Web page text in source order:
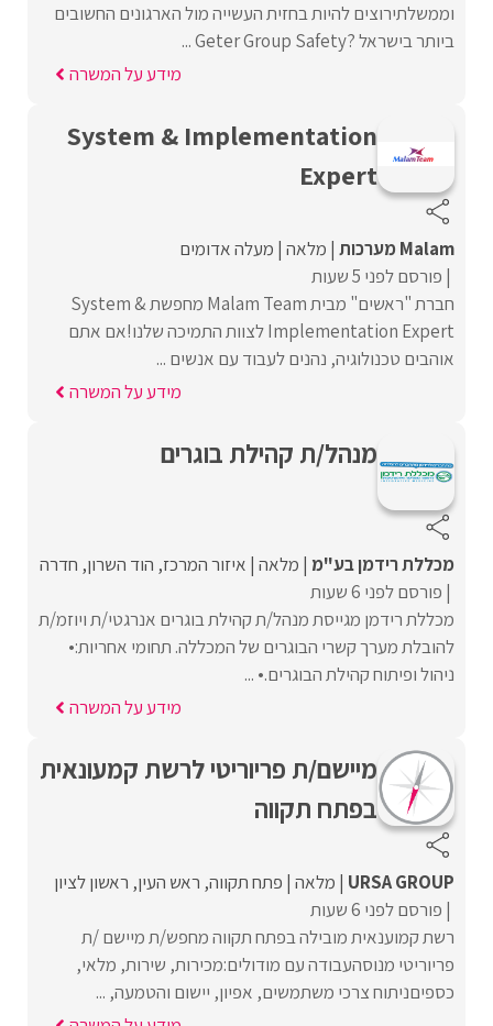
וממשלתירוצים להיות בחזית העשייה מול הארגונים החשובים
ביותר בישראל ?Geter Group Safety ...
מידע על המשרה
System & Implementation
Expert
Malam מערכות מלאה מעלה אדומים
פורסם לפני 5 שעות
חברת "ראשים" מבית Malam Team מחפשת System &
Implementation Expert לצוות התמיכה שלנו!אם אתם
אוהבים טכנולוגיה, נהנים לעבוד עם אנשים ...
מידע על המשרה
מנהל/ת קהילת בוגרים
מכללת רידמן בע"מ מלאה איזור המרכז הוד השרון חדרה
פורסם לפני 6 שעות
מכללת רידמן מגייסת מנהל/ת קהילת בוגרים אנרגטי/ת ויוזמ/ת
להובלת מערך קשרי הבוגרים של המכללה. תחומי אחריות:•
ניהול ופיתוח קהילת הבוגרים.• ...
מידע על המשרה
מיישם/ת פריוריטי לרשת קמעונאית
בפתח תקווה
URSA GROUP מלאה פתח תקווה ראש העין ראשון לציון
פורסם לפני 6 שעות
רשת קמוענאית מובילה בפתח תקווה מחפש/ת מיישם /ת
פריוריטי מנוסהעבודה עם מודולים:מכירות, שירות, מלאי,
כספיםניתוח צרכי משתמשים, אפיון, יישום והטמעה, ...